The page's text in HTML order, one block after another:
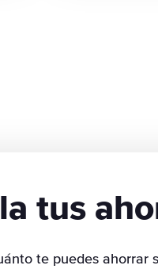
tus
te puedes ahorrar